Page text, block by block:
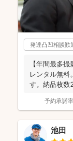
発達凸凹相談歓
【年間最多
レンタル無料
す。納品枚数
予約承諾率
池田